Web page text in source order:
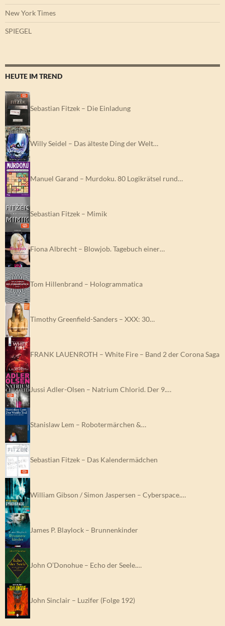
New York Times
SPIEGEL
HEUTE IM TREND
Sebastian Fitzek – Die Einladung
Willy Seidel – Das älteste Ding der Welt…
Manuel Garand – Murdoku. 80 Logikrätsel rund…
Sebastian Fitzek – Mimik
Fiona Albrecht – Blowjob. Tagebuch einer…
Tom Hillenbrand – Hologrammatica
Timothy Greenfield-Sanders – XXX: 30…
FRANK LAUENROTH – White Fire – Band 2 der Corona Saga
Jussi Adler-Olsen – Natrium Chlorid. Der 9.…
Stanislaw Lem – Robotermärchen &…
Sebastian Fitzek – Das Kalendermädchen
William Gibson / Simon Jaspersen – Cyberspace.…
James P. Blaylock – Brunnenkinder
John O’Donohue – Echo der Seele.…
John Sinclair – Luzifer (Folge 192)